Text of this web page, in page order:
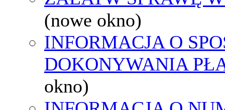
(nowe okno)
INFORMACJA O
DOKONYWANIA
okno)